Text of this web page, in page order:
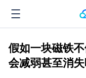
假如一块磁铁
会减弱甚至消失